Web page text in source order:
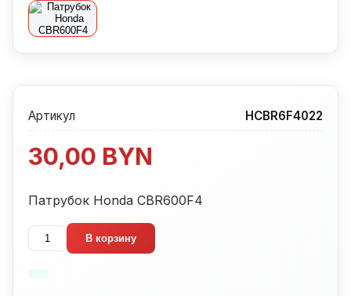
Артикул HCBR6F4022
30,00 BYN
Патрубок Honda CBR600F4
Количество
товара
В корзину